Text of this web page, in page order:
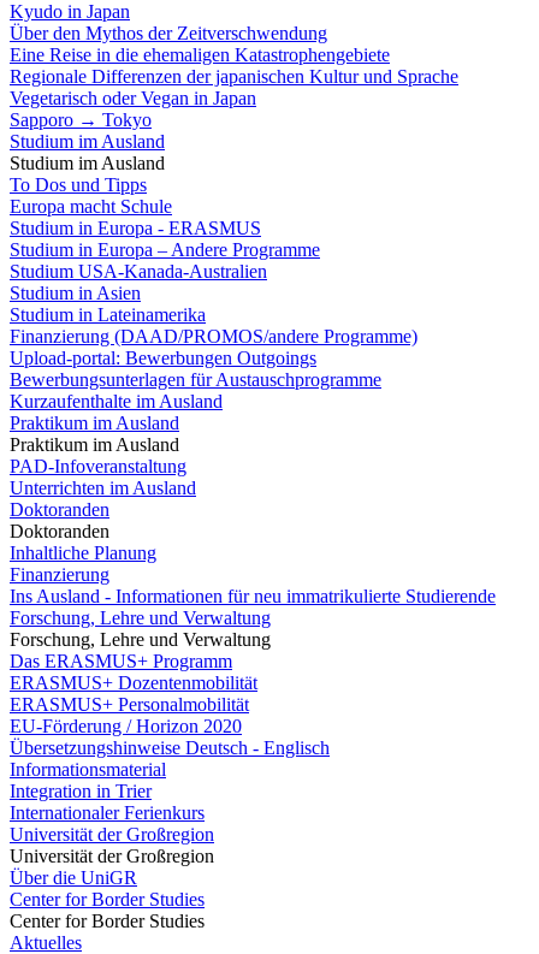
Kyudo in Japan
Über den Mythos der Zeitverschwendung
Eine Reise in die ehemaligen Katastrophengebiete
Regionale Differenzen der japanischen Kultur und Sprache
Vegetarisch oder Vegan in Japan
Sapporo → Tokyo
Studium im Ausland
Studium im Ausland
To Dos und Tipps
Europa macht Schule
Studium in Europa - ERASMUS
Studium in Europa – Andere Programme
Studium USA-Kanada-Australien
Studium in Asien
Studium in Lateinamerika
Finanzierung (DAAD/PROMOS/andere Programme)
Upload-portal: Bewerbungen Outgoings
Bewerbungsunterlagen für Austauschprogramme
Kurzaufenthalte im Ausland
Praktikum im Ausland
Praktikum im Ausland
PAD-Infoveranstaltung
Unterrichten im Ausland
Doktoranden
Doktoranden
Inhaltliche Planung
Finanzierung
Ins Ausland - Informationen für neu immatrikulierte Studierende
Forschung, Lehre und Verwaltung
Forschung, Lehre und Verwaltung
Das ERASMUS+ Programm
ERASMUS+ Dozentenmobilität
ERASMUS+ Personalmobilität
EU-Förderung / Horizon 2020
Übersetzungshinweise Deutsch - Englisch
Informationsmaterial
Integration in Trier
Internationaler Ferienkurs
Universität der Großregion
Universität der Großregion
Über die UniGR
Center for Border Studies
Center for Border Studies
Aktuelles